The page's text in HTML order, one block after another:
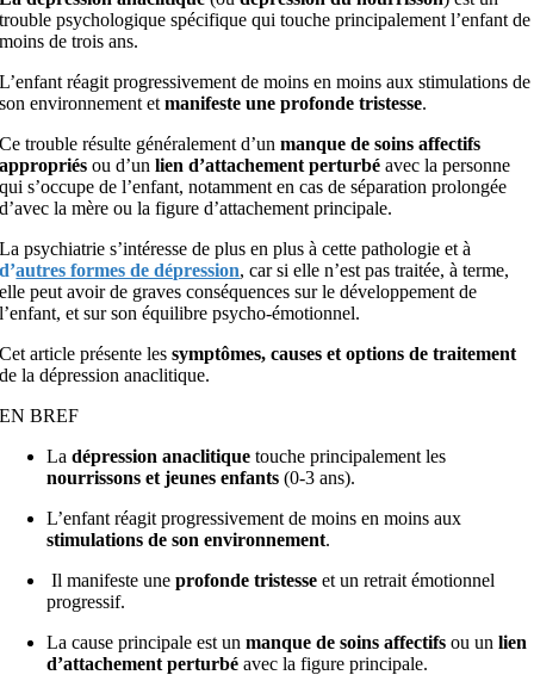
trouble psychologique spécifique qui touche principalement l’enfant de
moins de trois ans.
L’enfant réagit progressivement de moins en moins aux stimulations de
son environnement etmanifeste une profonde tristesse.
Ce trouble résulte généralement d’unmanque de soins affectifs
appropriés ou d’unlien d’attachement perturbé avec la personne
qui s’occupe de l’enfant, notamment en cas de séparation prolongée
d’avec la mère ou la figure d’attachement principale.
La psychiatrie s’intéresse de plus en plus à cette pathologie et à
d’autres formes de dépression, car si elle n’est pas traitée, à terme,
elle peut avoir de graves conséquences sur le développement de
l’enfant, et sur son équilibre psycho-émotionnel.
Cet article présente lessymptômes, causes et options de traitement
de la dépression anaclitique.
EN BREF
Ladépression anaclitique touche principalement les
nourrissons et jeunes enfants (0-3 ans).
L’enfant réagit progressivement de moins en moins aux
stimulations de son environnement.
Il manifeste uneprofonde tristesse et un retrait émotionnel
progressif.
La cause principale est unmanque de soins affectifs ou unlien
d’attachement perturbé avec la figure principale.